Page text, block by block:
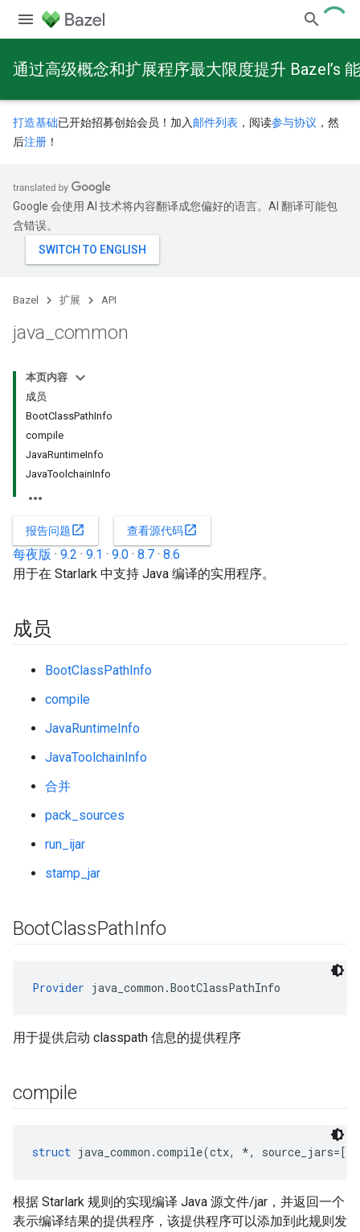
通过高级概念和扩展程序最大限度提升 Bazel’s
打造基础已开始招募创始会员！加入 邮件列表 ，阅读参与协议 ，然
后注册 ！
Google 会使用 AI 技术将内容翻译成您偏好的语言。AI 翻译可能包
含错误。
Bazel 扩展 API
java common
本页内容
成员
BootClassPathInfo
compile
JavaRuntimeInfo
JavaToolchainInfo
报告问题open_in_new 查看源代码open_in_new
每夜版 · 9.2 · 9.1 · 9.0 · 8.7 · 8.6
用于在 Starlark 中支持 Java 编译的实用程序。
成员
BootClassPathInfo
compile
JavaRuntimeInfo
JavaToolchainInfo
合并
pack_sources
run_ijar
stamp_jar
BootClassPathInfo
Provider java_common.BootClassPathInfo
用于提供启动 classpath 信息的提供程序
compile
struct java_common.compile(ctx, *,
根据 Starlark 规则的实现编译 Java 源文件/jar，并返回一个
表示编译结果的提供程序，该提供程序可以添加到此规则发